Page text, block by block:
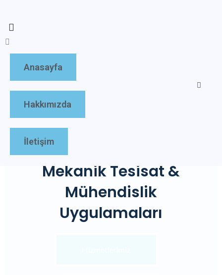
Anasayfa
Hakkımızda
İletişim
Mekanik Tesisat &
Mühendislik
Uygulamaları